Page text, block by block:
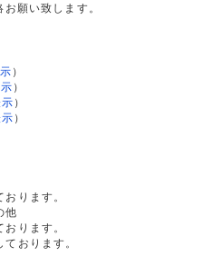
願い致します。
）
）
）
）
ります。
他
ります。
おります。